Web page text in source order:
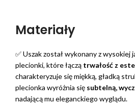
Materiały
✅ Uszak został wykonany z wysokiej
plecionki, które łączą trwałość z
charakteryzuje się miękką, gładką
plecionka wyróżnia się subtelną,
nadającą mu eleganckiego wyglądu.